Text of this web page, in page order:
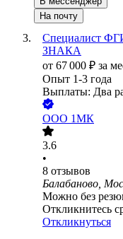
На почту
Специалист
ЗНАКА
от 67 000 ₽ за
Опыт 1-3 года
Выплаты: Два
ООО 1МК
3.6
•
8 отзывов
Балабаново,
Можно без
Откликнитесь
Откликнуться